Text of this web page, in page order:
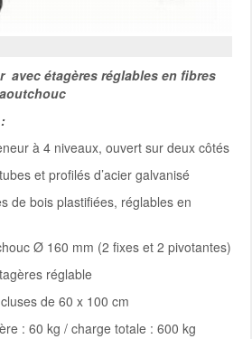
avec étagères réglables en fibres
à 4 niveaux, ouvert sur deux côtés
et profilés d’acier galvanisé
de bois plastifiées, réglables en
Ø 160 mm (2 fixes et 2 pivotantes)
réglable
de 60 x 100 cm
: 60 kg / charge totale : 600 kg